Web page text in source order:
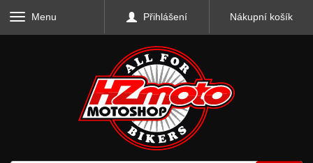
Menu Přihlášení Nákupní košík